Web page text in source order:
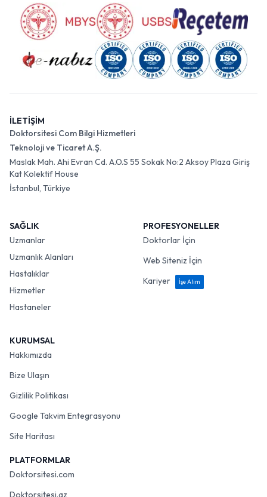
İLETİŞİM
Doktorsitesi Com Bilgi Hizmetleri
Teknoloji ve Ticaret A.Ş.
Maslak Mah. Ahi Evran Cd. A.O.S 55 Sokak No:2 Aksoy Plaza Giriş
Kat Kolektif House
İstanbul, Türkiye
SAĞLIK
Uzmanlar
Uzmanlık Alanları
Hastalıklar
Hizmetler
Hastaneler
PROFESYONELLER
Doktorlar İçin
Web Siteniz İçin
Kariyer
İşe Alım
KURUMSAL
Hakkımızda
Bize Ulaşın
Gizlilik Politikası
Google Takvim Entegrasyonu
Site Haritası
PLATFORMLAR
Doktorsitesi.com
Doktorsitesi.az